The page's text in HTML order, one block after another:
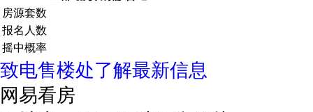
房源套数
报名人数
摇中概率
致电售楼处了解最新信息
网易看房